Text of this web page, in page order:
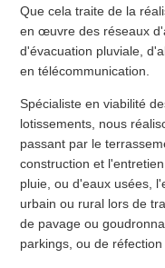
Que cela traite de la
en œuvre des réseaux
d'évacuation pluviale,
en télécommunication.
Spécialiste en viabilité
lotissements, nous
passant par le
construction et
pluie, ou d'eaux usées,
urbain ou rural lors de
de pavage ou
parkings, ou de